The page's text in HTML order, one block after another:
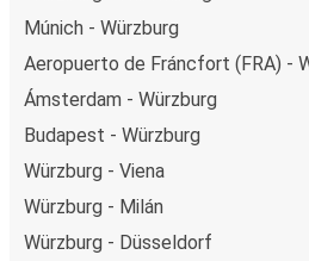
Múnich - Würzburg
Aeropuerto de Fráncfort (FRA) -
Ámsterdam - Würzburg
Budapest - Würzburg
Würzburg - Viena
Würzburg - Milán
Würzburg - Düsseldorf